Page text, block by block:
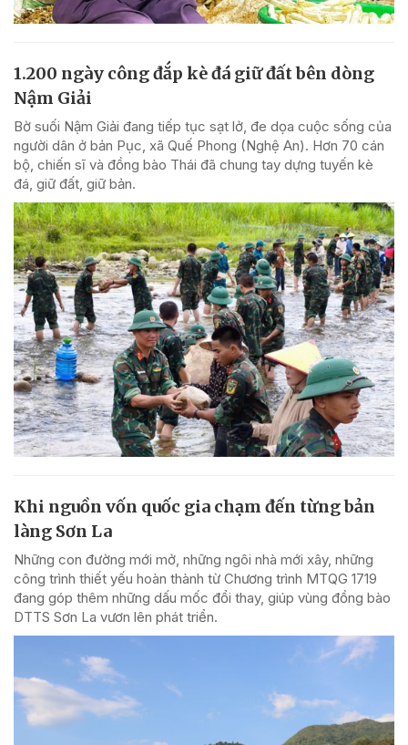
1.200 ngày công đắp kè đá giữ đất bên dòng
Nậm Giải
Bờ suối Nậm Giải đang tiếp tục sạt lở, đe dọa cuộc sống của
người dân ở bản Pục, xã Quế Phong (Nghệ An). Hơn 70 cán
bộ, chiến sĩ và đồng bào Thái đã chung tay dựng tuyến kè
đá, giữ đất, giữ bản.
Khi nguồn vốn quốc gia chạm đến từng bản
làng Sơn La
Những con đường mới mở, những ngôi nhà mới xây, những
công trình thiết yếu hoàn thành từ Chương trình MTQG 1719
đang góp thêm những dấu mốc đổi thay, giúp vùng đồng bào
DTTS Sơn La vươn lên phát triển.